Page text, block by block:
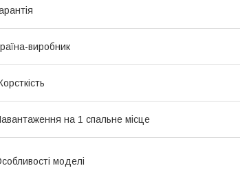
виробник
на 1 спальне місце
моделі